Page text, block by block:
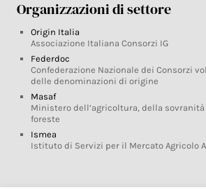
Organizzazioni di settore
Origin Italia
Associazione Italiana Consorzi IG
Federdoc
Confederazione Nazionale dei Consorzi
delle denominazioni di origine
Masaf
Ministero dell’agricoltura, della
foreste
Ismea
Istituto di Servizi per il Mercato Agricolo